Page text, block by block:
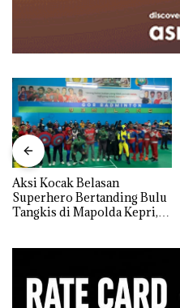
Aksi Kocak Belasan
Superhero Bertanding Bulu
Tangkis di Mapolda Kepri,